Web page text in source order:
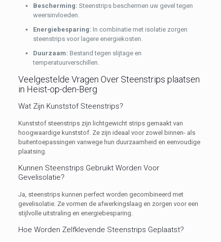
Bescherming: Steenstrips beschermen uw gevel tegen
weersinvloeden.
Energiebesparing: In combinatie met isolatie zorgen
steenstrips voor lagere energiekosten.
Duurzaam: Bestand tegen slijtage en
temperatuurverschillen.
Veelgestelde Vragen Over Steenstrips plaatsen
in Heist-op-den-Berg
Wat Zijn Kunststof Steenstrips?
Kunststof steenstrips zijn lichtgewicht strips gemaakt van
hoogwaardige kunststof. Ze zijn ideaal voor zowel binnen- als
buitentoepassingen vanwege hun duurzaamheid en eenvoudige
plaatsing.
Kunnen Steenstrips Gebruikt Worden Voor
Gevelisolatie?
Ja, steenstrips kunnen perfect worden gecombineerd met
gevelisolatie. Ze vormen de afwerkingslaag en zorgen voor een
stijlvolle uitstraling en energiebesparing.
Hoe Worden Zelfklevende Steenstrips Geplaatst?